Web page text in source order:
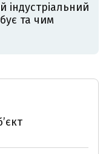
індустріальний
та чим